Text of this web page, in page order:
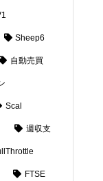
Sheep6
自動売買
Scal
週収支
FTSE